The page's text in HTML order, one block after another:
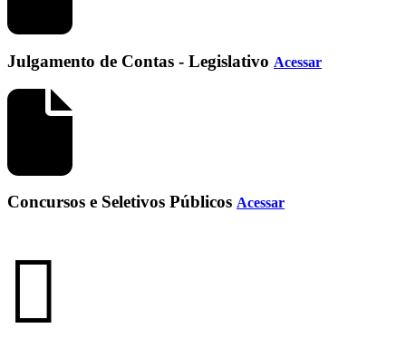
Julgamento de Contas - Legislativo Acessar
Concursos e Seletivos Públicos Acessar